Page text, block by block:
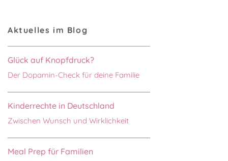
Aktuelles im Blog
Glück auf Knopfdruck?
Der Dopamin-Check für deine Familie
Kinderrechte in Deutschland
Zwischen Wunsch und Wirklichkeit
Meal Prep für Familien